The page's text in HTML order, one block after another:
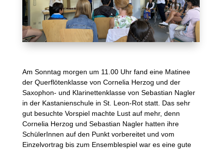
Am Sonntag morgen um 11.00 Uhr fand eine Matinee
der Querflötenklasse von Cornelia Herzog und der
Saxophon- und Klarinettenklasse von Sebastian Nagler
in der Kastanienschule in St. Leon-Rot statt. Das sehr
gut besuchte Vorspiel machte Lust auf mehr, denn
Cornelia Herzog und Sebastian Nagler hatten ihre
SchülerInnen auf den Punkt vorbereitet und vom
Einzelvortrag bis zum Ensemblespiel war es eine gute